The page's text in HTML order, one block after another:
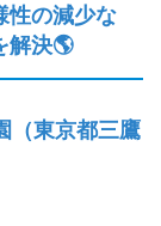
性の減少な
解決🌎
（東京都三鷹